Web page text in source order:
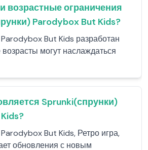
возрастные ограничения
Parodybox But Kids?
But Kids разработан
могут наслаждаться
Sprunki(спрунки)
But Kids, Ретро игра,
обновления с новым